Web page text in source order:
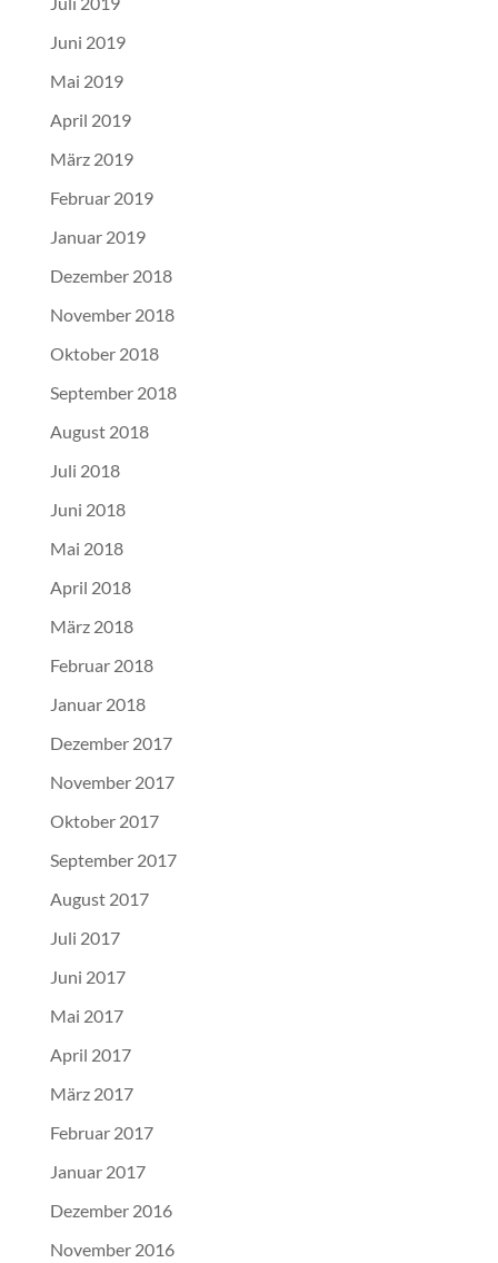
Juni 2019
Mai 2019
April 2019
März 2019
Februar 2019
Januar 2019
Dezember 2018
November 2018
Oktober 2018
September 2018
August 2018
Juli 2018
Juni 2018
Mai 2018
April 2018
März 2018
Februar 2018
Januar 2018
Dezember 2017
November 2017
Oktober 2017
September 2017
August 2017
Juli 2017
Juni 2017
Mai 2017
April 2017
März 2017
Februar 2017
Januar 2017
Dezember 2016
November 2016